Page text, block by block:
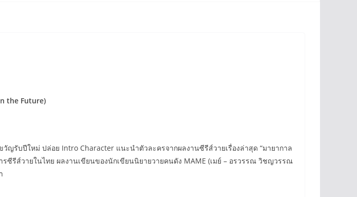
the Future)
รับปีใหม่ ปล่อย Intro Character แนะนำตัวละครจากผลงานซีรีส์วายเรื่องล่าสุด “มายากาล
ซีรีส์วายในไทย ผลงานเขียนของนักเขียนนิยายวายคนดัง MAME (เมย์ – อรวรรณ วิชญวรรณ